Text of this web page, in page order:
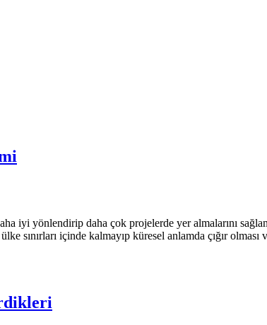
iyi yönlendirip daha çok projelerde yer almalarını
sınırları içinde kalmayıp küresel anlamda çığır